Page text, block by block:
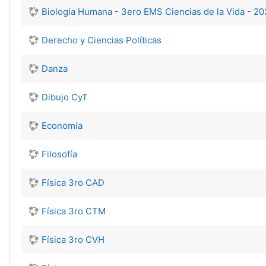
Biología Humana - 3ero EMS Ciencias de la Vida -
Derecho y Ciencias Políticas
Danza
Dibujo CyT
Economía
Filosofía
Física 3ro CAD
Física 3ro CTM
Física 3ro CVH